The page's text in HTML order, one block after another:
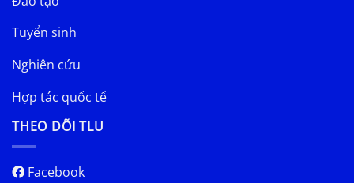
Tuyển sinh
Nghiên cứu
Hợp tác quốc tế
THEO DÕI TLU
Facebook